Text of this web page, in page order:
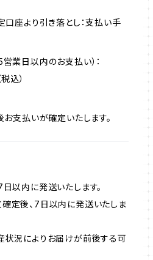
口座より引き落とし：支払い手
業日以内のお支払い）：
込）
お支払いが確定いたします。
以内に発送いたします。
定後、7日以内に発送いたしま
状況によりお届けが前後する可